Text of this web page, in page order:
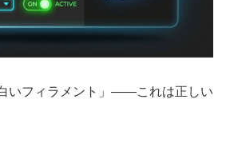
いフィラメント」——これは正しい